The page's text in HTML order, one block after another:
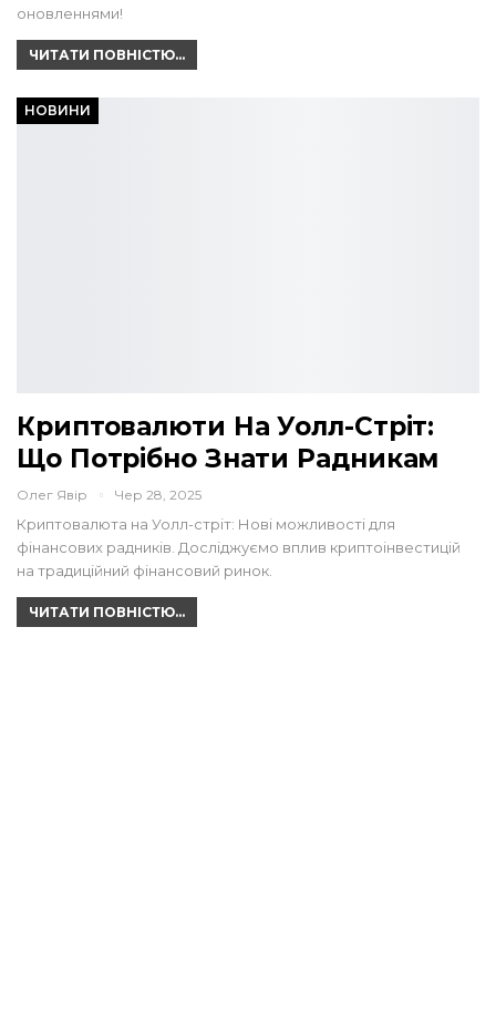
оновленнями!
ЧИТАТИ ПОВНІСТЮ...
НОВИНИ
Криптовалюти На Уолл-Стріт:
Що Потрібно Знати Радникам
Олег Явір Чер 28, 2025
Криптовалюта на Уолл-стріт: Нові можливості для
фінансових радників. Досліджуємо вплив криптоінвестицій
на традиційний фінансовий ринок.
ЧИТАТИ ПОВНІСТЮ...